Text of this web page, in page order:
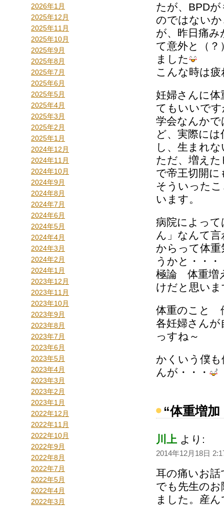
2026年1月
2025年12月
2025年11月
2025年10月
2025年9月
2025年8月
2025年7月
2025年6月
2025年5月
2025年4月
2025年3月
2025年2月
2025年1月
2024年12月
2024年11月
2024年10月
2024年9月
2024年8月
2024年7月
2024年6月
2024年5月
2024年4月
2024年3月
2024年2月
2024年1月
2023年12月
2023年11月
2023年10月
2023年9月
2023年8月
2023年7月
2023年6月
2023年5月
2023年4月
2023年3月
2023年2月
2023年1月
2022年12月
2022年11月
2022年10月
2022年9月
2022年8月
2022年7月
2022年5月
2022年4月
2022年3月
たが、BPD
のではない
が、昨日痛み
て意外と（
ました
こんな時は
妊婦さんに
てもいいで
学会なんか
ど、実際に
し、生まれ
ただ、増え
で帝王切開
そういった
います。
病院によっ
ん」なんて
からって体
うかと・・・
極論 体重増
けだと思いま
体重のこと
各妊婦さん
っすね～
かくいう僕
んが・・・
“体重増
川上 より:
2014年12月18日
耳の痛いお
でも先生の
ました。産